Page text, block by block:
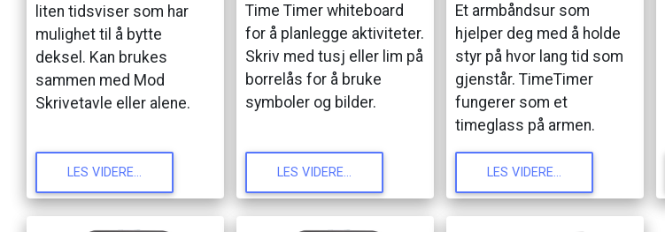
liten tidsviser som har
mulighet til å bytte
deksel. Kan brukes
sammen med Mod
Skrivetavle eller alene.
LES VIDERE...
Time Timer whiteboard
for å planlegge aktiviteter.
Skriv med tusj eller lim på
borrelås for å bruke
symboler og bilder.
LES VIDERE...
Et armbåndsur som
hjelper deg med å holde
styr på hvor lang tid som
gjenstår. TimeTimer
fungerer som et
timeglass på armen.
LES VIDERE...